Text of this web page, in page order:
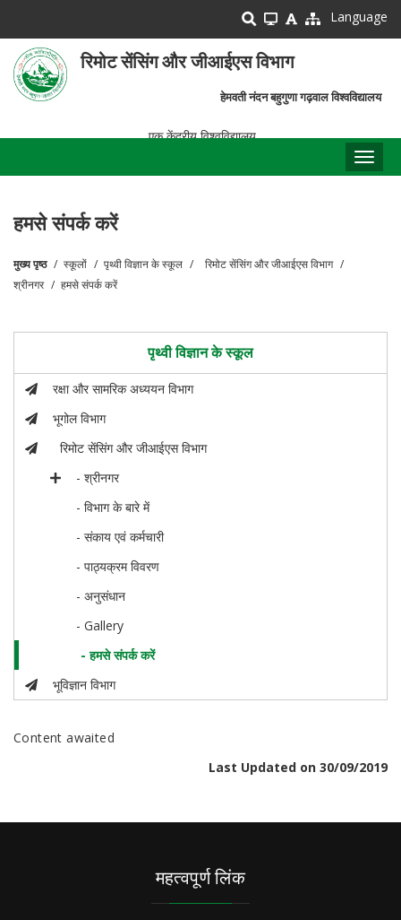
main
content
Language
रिमोट सेंसिंग और जीआईएस विभाग
हेमवती नंदन बहुगुणा गढ़वाल विश्वविद्यालय
एक केंद्रीय विश्वविद्यालय
हमसे संपर्क करें
पग
मुख्य पृष्ठ स्कूलों पृथ्वी विज्ञान के स्कूल
रिमोट सेंसिंग और जीआईएस विभाग
श्रीनगर
हमसे संपर्क करें
पृथ्वी विज्ञान के स्कूल
रक्षा और सामरिक अध्ययन विभाग
भूगोल विभाग
रिमोट सेंसिंग और जीआईएस विभाग
- श्रीनगर
- विभाग के बारे में
- संकाय एवं कर्मचारी
- पाठ्यक्रम विवरण
- अनुसंधान
- Gallery
- हमसे संपर्क करें
भूविज्ञान विभाग
Content awaited
Last Updated on 30/09/2019
महत्वपूर्ण लिंक